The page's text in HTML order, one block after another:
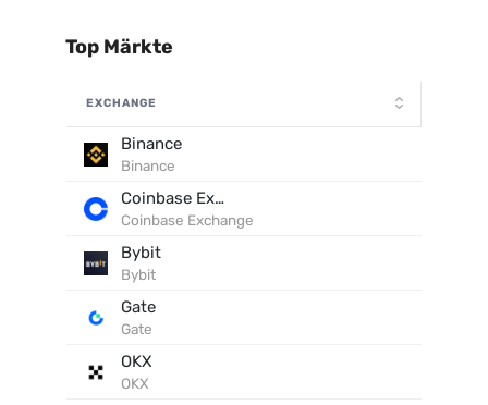
Top Märkte
EXCHANGE
Binance
Binance
Coinbase Exchange
Coinbase Exchange
Bybit
Bybit
Gate
Gate
OKX
OKX